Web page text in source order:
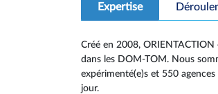
Expertise
Créé en 2008,
dans les DOM-TOM. Nous
expérimenté(e)s et 550
jour.